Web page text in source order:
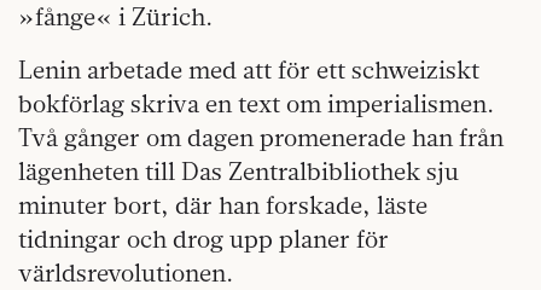
»fånge« i Zürich.
Lenin arbetade med att för ett schweiziskt
bokförlag skriva en text om imperialismen.
Två gånger om dagen promenerade han från
lägenheten till Das Zentralbibliothek sju
minuter bort, där han forskade, läste
tidningar och drog upp planer för
världsrevolutionen.